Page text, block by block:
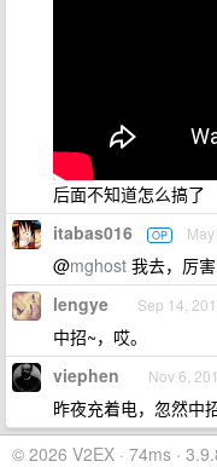
后面不知道怎么搞了
itabas016 OP
@mghost 我去，厉
lengye Sep 14,
中招~，哎。
viephen Nov 6,
昨夜充着电，忽然中
© 2026 V2EX · 74ms ·